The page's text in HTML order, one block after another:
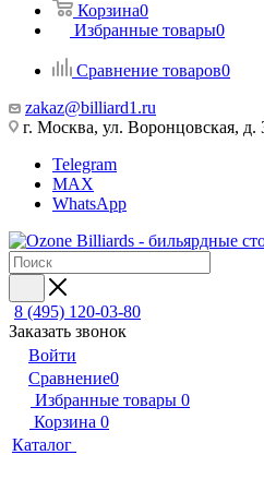
Корзина0
Избранные товары0
Сравнение товаров0
zakaz@billiard1.ru
г. Москва, ул. Воронцовская, д.
Telegram
MAX
WhatsApp
8 (495) 120-03-80
Заказать звонок
Войти
Сравнение0
Избранные товары 0
Корзина 0
Каталог